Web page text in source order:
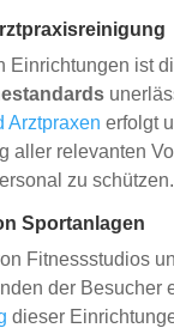
Einrichtungen ist
Arztpraxen erfolgt
aller relevanten
zu schützen.
Sportanlagen
Fitnessstudios
der Besucher
dieser